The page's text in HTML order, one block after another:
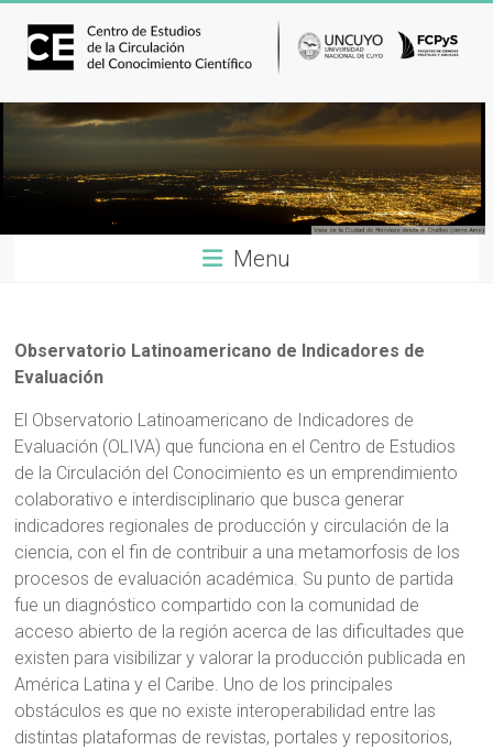
Menu
Observatorio Latinoamericano de Indicadores de
Evaluación
El Observatorio Latinoamericano de Indicadores de
Evaluación (OLIVA) que funciona en el Centro de Estudios
de la Circulación del Conocimiento es un emprendimiento
colaborativo e interdisciplinario que busca generar
indicadores regionales de producción y circulación de la
ciencia, con el fin de contribuir a una metamorfosis de los
procesos de evaluación académica. Su punto de partida
fue un diagnóstico compartido con la comunidad de
acceso abierto de la región acerca de las dificultades que
existen para visibilizar y valorar la producción publicada en
América Latina y el Caribe. Uno de los principales
obstáculos es que no existe interoperabilidad entre las
distintas plataformas de revistas, portales y repositorios,